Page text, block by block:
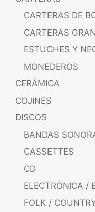
CARTERAS DE
CARTERAS
ESTUCHES Y
MONEDEROS
CERÁMICA
COJINES
DISCOS
BANDAS
CASSETTES
CD
ELECTRÓNICA /
FOLK /